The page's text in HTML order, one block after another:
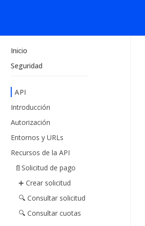
Inicio
Seguridad
API
Introducción
Autorización
Entornos y URLs
Recursos de la API
📄Solicitud de pago
➕ Crear solicitud
🔍 Consultar solicitud
🔍 Consultar cuotas